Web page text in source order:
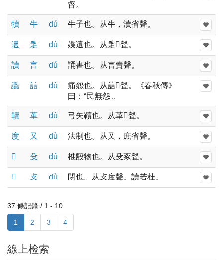
督。
犢 牛 dú 牛子也。从牛，瀆省聲。
䢱 辵 dú 媟䢱也。从辵𧷏聲。
讀 言 dú 誦書也。从言賣聲。
讟 誩 dú
痛怨也。从誩𧷏聲。《春秋傳》
曰：“民無怨...
韇 革 dú 弓矢韇也。从革𧷏聲。
度 又 dù 法制也。从又，庶省聲。
𧰵 殳 dú 椎毄物也。从殳豖聲。
𢾅 攴 dù 閉也。从攴度聲。讀若杜。
37 條記錄 / 1 - 10
1 2 3 4
線上检索